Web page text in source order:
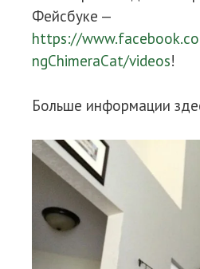
Фейсбуке —
https://
ngChimeraCat/videos!
Больше информации